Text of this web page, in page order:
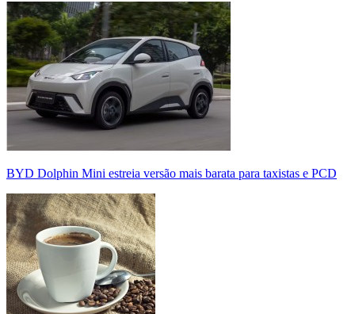
BYD Dolphin Mini estreia versão mais barata para taxistas e PCD